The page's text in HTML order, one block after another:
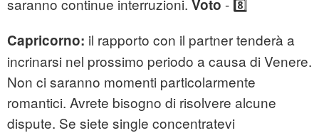
saranno continue interruzioni. Voto - 8️⃣
Capricorno: il rapporto con il partner tenderà a
incrinarsi nel prossimo periodo a causa di Venere.
Non ci saranno momenti particolarmente
romantici. Avrete bisogno di risolvere alcune
dispute. Se siete single concentratevi